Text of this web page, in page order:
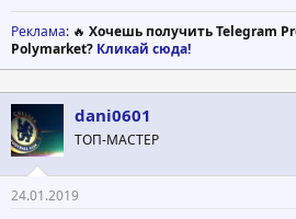
Реклама: 🔥 Хочешь получить Telegram
Polymarket? Кликай сюда!
dani0601
ТОП-МАСТЕР
24.01.2019